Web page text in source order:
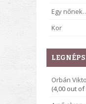
Egy
Kor
Orbán
(4,00 out of